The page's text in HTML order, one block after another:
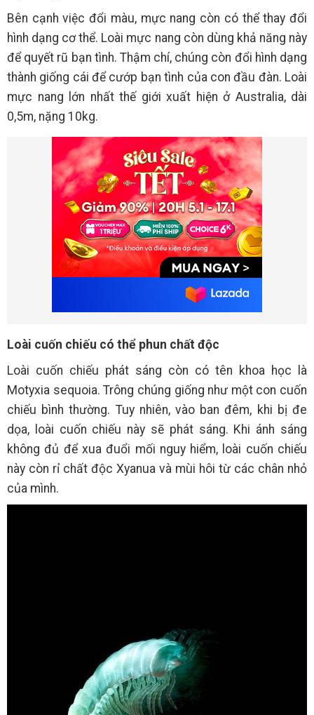
Bên cạnh việc đổi màu, mực nang còn có thể thay đổi
hình dạng cơ thể. Loài mực nang còn dùng khả năng này
để quyết rũ bạn tình. Thậm chí, chúng còn đổi hình dạng
thành giống cái để cướp bạn tình của con đầu đàn. Loài
mực nang lớn nhất thế giới xuất hiện ở Australia, dài
0,5m, nặng 10kg.
Loài cuốn chiếu có thể phun chất độc
Loài cuốn chiếu phát sáng còn có tên khoa học là
Motyxia sequoia. Trông chúng giống như một con cuốn
chiếu bình thường. Tuy nhiên, vào ban đêm, khi bị đe
dọa, loài cuốn chiếu này sẽ phát sáng. Khi ánh sáng
không đủ để xua đuổi mối nguy hiểm, loài cuốn chiếu
này còn rỉ chất độc Xyanua và mùi hôi từ các chân nhỏ
của mình.